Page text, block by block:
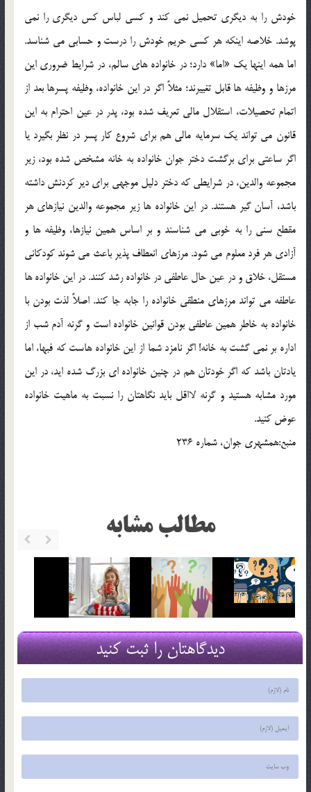
خودش را به ديگري تحميل نمي کند و کسي لباس کس ديگري را نمي
پوشد. خلاصه اينکه هر کسي حريم خودش را درست و حسابي مي شناسد.
اما همه اينها يک «اما» دارد؛ در خانواده هاي سالم، در شرايط ضروري اين
مرزها و وظيفه ها قابل تغييرند؛ مثلاً اگر در اين خانواده، وظيفه پسرها بعد از
اتمام تحصيلات، استقلال مالي تعريف شده بود، پدر در عين احترام به اين
قانون مي تواند يک سرمايه مالي هم براي شروع کار پسر در نظر بگيرد يا
اگر ساعتي براي برگشت دختر جوان خانواده به خانه مشخص شده بود، زير
مجموعه والدين، در شرايطي که دختر دليل موجهي براي دير کردنش داشته
باشد، آسان گير هستند. در اين خانواده ها زير مجموعه والدين نيازهاي هر
مقطع سني را به خوبي مي شناسند و بر اساس همين نيازها، وظيفه ها و
آزادي هر فرد معلوم مي شود. مرزهاي انعطاف پذير باعث مي شوند کودکاني
مستقل، خلاق و در عين حال عاطفي در خانواده رشد کنند. در اين خانواده ها
عاطفه مي تواند مرزهاي منطقي خانواده را جابه جا کند. اصلاً لذت بودن با
خانواده به خاطر همين عاطفي بودن قوانين خانواده است و گرنه آدم شب از
اداره بر نمي گشت به خانه! اگر نامزد شما از اين خانواده هاست که فبها، اما
يادتان باشد که اگر خودتان هم در چنين خانواده اي بزرگ شده ايد، در اين
مورد مشابه هستيد و گرنه لااقل بايد نگاهتان را نسبت به ماهيت خانواده
عوض کنيد.
منبع:همشهري جوان، شماره 236
مطالب مشابه
دیدگاهتان را ثبت کنید